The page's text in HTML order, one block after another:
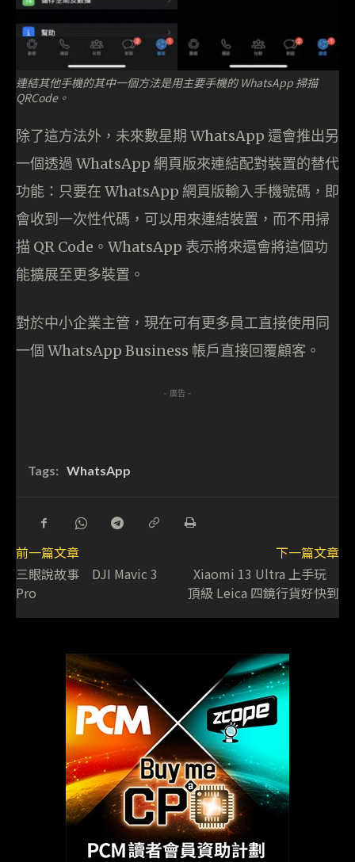
連結其他手機的其中一個方法是用主要手機的 WhatsApp 掃描
QRCode。
除了這方法外，未來數星期 WhatsApp 還會推出另
一個透過 WhatsApp 網頁版來連結配對裝置的替代
功能：只要在 WhatsApp 網頁版輸入手機號碼，即
會收到一次性代碼，可以用來連結裝置，而不用掃
描 QR Code。WhatsApp 表示將來還會將這個功
能擴展至更多裝置。
對於中小企業主管，現在可有更多員工直接使用同
一個 WhatsApp Business 帳戶直接回覆顧客。
- 廣告 -
Tags: WhatsApp
前一篇文章
三眼說故事 DJI Mavic 3
Pro
下一篇文章
Xiaomi 13 Ultra 上手玩
頂級 Leica 四鏡行貨好快到